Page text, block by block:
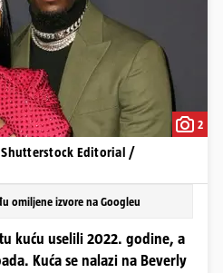
2
Shutterstock Editorial /
omiljene izvore na Googleu
kuću uselili 2022. godine, a
Kuća se nalazi na Beverly